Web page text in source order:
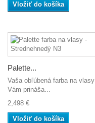
Vložiť do košíka
Palette...
Vaša obľúbená farba na vlasy
Vám prináša...
2,498 €
Vložiť do košíka